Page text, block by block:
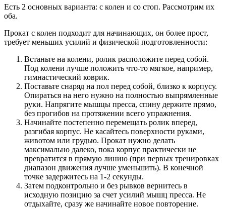
Есть 2 основных варианта: с колен и со стоп. Рассмотрим их
оба.
Прокат с колен подходит для начинающих, он более прост,
требует меньших усилий и физической подготовленности:
Встаньте на колени, ролик расположите перед собой.
Под колени лучше положить что-то мягкое, например,
гимнастический коврик.
Поставьте снаряд на пол перед собой, близко к корпусу.
Опираться на него нужно на полностью выпрямленные
руки. Напрягите мышцы пресса, спину держите прямо,
без прогибов на протяжении всего упражнения.
Начинайте постепенно перемещать ролик вперед,
разгибая корпус. Не касайтесь поверхности руками,
животом или грудью. Прокат нужно делать
максимально далеко, пока корпус практически не
превратится в прямую линию (при первых тренировках
диапазон движения лучше уменьшить). В конечной
точке задержитесь на 1-2 секунды.
Затем подконтрольно и без рывков вернитесь в
исходную позицию за счет усилий мышц пресса. Не
отдыхайте, сразу же начинайте новое повторение.